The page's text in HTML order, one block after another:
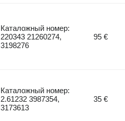
Каталожный номер:
220343 21260274,
3198276
95 €
Каталожный номер:
2.61232 3987354,
3173613
35 €